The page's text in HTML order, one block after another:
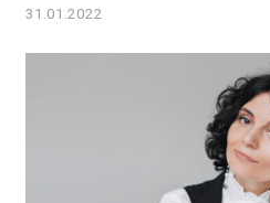
31.01.2022